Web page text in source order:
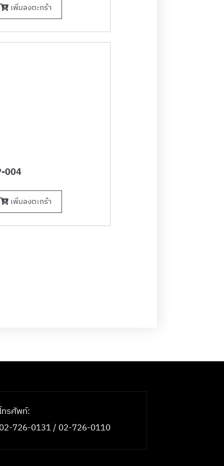
เพิ่มลงตะกร้า
004
เพิ่มลงตะกร้า
ทรศัพท์:
726-0131 / 02-726-0110